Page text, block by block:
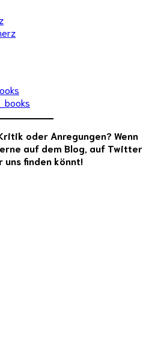
oder Anregungen? Wenn
auf dem Blog, auf Twitter
uns finden könnt!